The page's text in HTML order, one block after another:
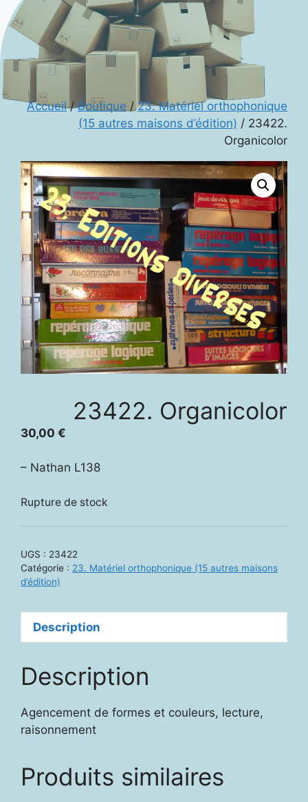
Accueil/Boutique /23. Matériel orthophonique
(15 autres maisons d’édition) / 23422.
Organicolor
23422. Organicolor
30,00 €
– Nathan L138
Rupture de stock
UGS : 23422
Catégorie : 23. Matériel orthophonique (15 autres maisons
d’édition)
Description
Description
Agencement de formes et couleurs, lecture,
raisonnement
Produits similaires